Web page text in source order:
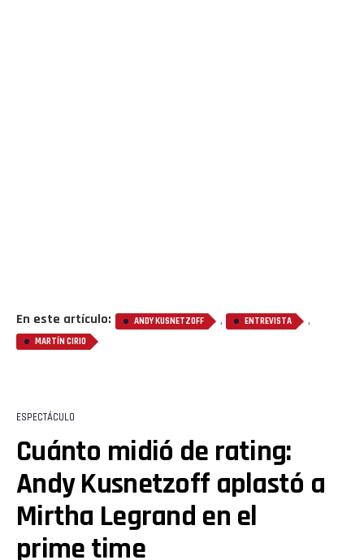
En este artículo: ANDY KUSNETZOFF , ENTREVISTA ,
MARTÍN CIRIO
ESPECTÁCULO
Cuánto midió de rating:
Andy Kusnetzoff aplastó a
Mirtha Legrand en el
prime time